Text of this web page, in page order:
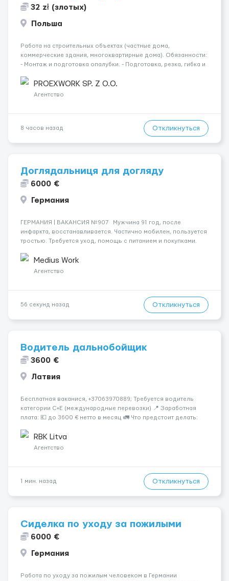
32 zł (злотых)
Польша
Работа на строительных объектах (частные дома,
коммерческие здания, многоквартирные дома). Обязанности:
- Монтаж и подготовка опалубки. - Подготовка, резка, гибка и
Связка арматурных стержней. - Заливка бетона. - Демонтаж
опалубки после за...
PROEXWORK SP. Z O.O.
Агентство
8 часов назад Откликнуться
Доглядальниця для догляду
6000 €
Германия
ГЕРМАНИЯ | ВАКАНСИЯ №907 Мужчина 91 год, после
инфаркта, восстанавливается. Частично мобилен, пользуется
тростью. Требуется уход, помощь с питанием и покупками.
уровне общения. Курение запрещено. Сидел...
Medius Work
Агентство
56 секунд назад Откликнуться
Водитель дальнобойщик
3600 €
Латвия
Бесплатная ваканися, +37063970889; Требуется водитель
категории C+E (международные перевозки) 📍 Заработная
плата: 💶 до 3600 € нетто в месяц 🚛 Что предстоит делать:
среднем 400–500 км в день. Погр...
RBK Litva
Агентство
1 мин. назад Откликнуться
Сиделка по уходу за пожилыми
6000 €
Германия
Работа по уходу за пожилым человеком в Германии